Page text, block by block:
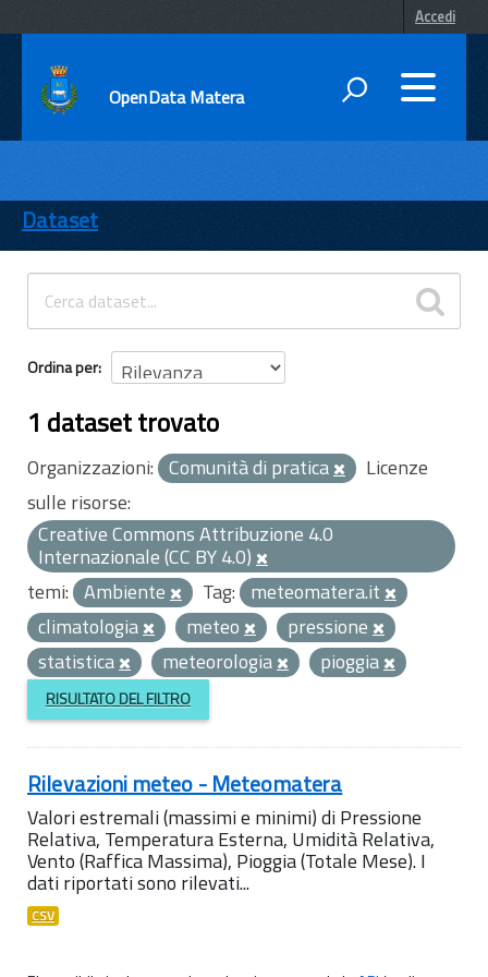
Accedi
OpenData Matera
ENTI
TEMI
INFORMAZIONI
Dataset
Ordina per
1 dataset trovato
Organizzazioni: Comunità di pratica
Licenze
sulle risorse:
Creative Commons Attribuzione 4.0
Internazionale (CC BY 4.0)
temi: Ambiente Tag: meteomatera.it
climatologia
meteo
pressione
statistica
meteorologia pioggia
RISULTATO DEL FILTRO
Rilevazioni meteo - Meteomatera
Valori estremali (massimi e minimi) di Pressione
Relativa, Temperatura Esterna, Umidità Relativa,
Vento (Raffica Massima), Pioggia (Totale Mese). I
dati riportati sono rilevati...
CSV